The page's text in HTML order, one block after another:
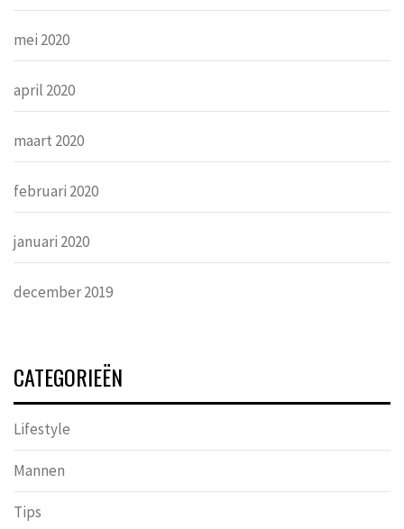
mei 2020
april 2020
maart 2020
februari 2020
januari 2020
december 2019
CATEGORIEËN
Lifestyle
Mannen
Tips